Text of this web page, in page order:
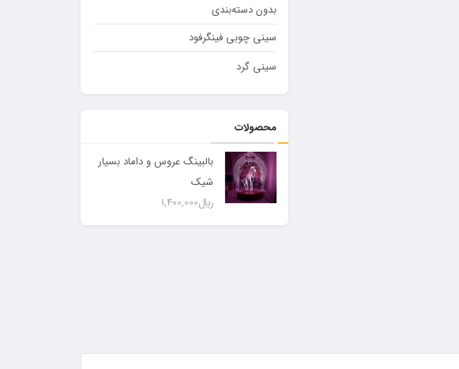
بدون دسته‌بندی
سینی چوبی فینگرفود
سینی گرد
محصولات
بالبینگ عروس و داماد بسیار
شیک
﷼1,400,000